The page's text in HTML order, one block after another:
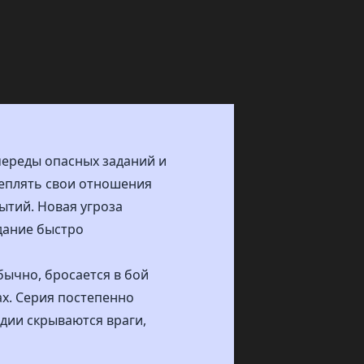
опасных заданий и
свои отношения
Новая угроза
быстро
бросается в бой
Серия постепенно
скрываются враги,